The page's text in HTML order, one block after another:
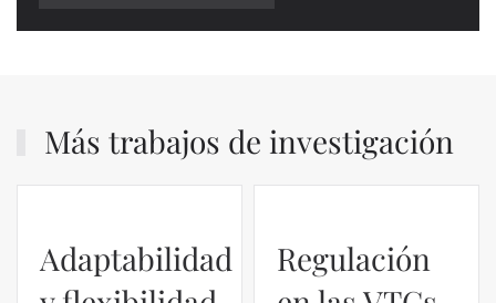
Más trabajos de investigación
Adaptabilidad
Regulación